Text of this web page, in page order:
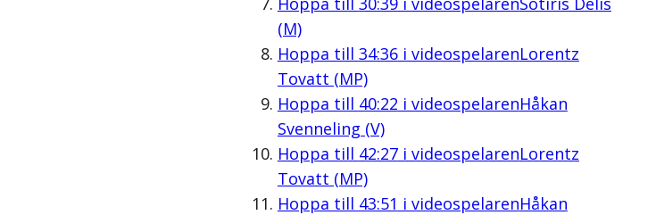
(M)
Hoppa till 34:36i videospelarenLorentz
Tovatt (MP)
Hoppa till 40:22 i videospelarenHåkan
Svenneling (V)
Hoppa till 42:27i videospelarenLorentz
Tovatt (MP)
Hoppa till 43:51 i videospelarenHåkan